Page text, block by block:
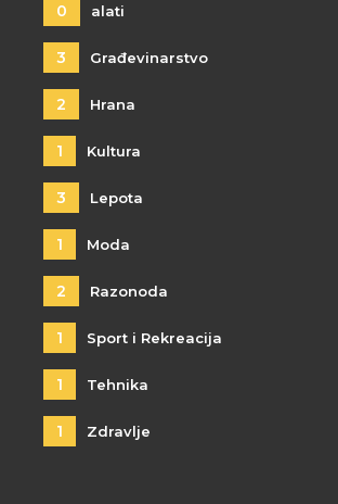
0 alati
3 Građevinarstvo
2 Hrana
1 Kultura
3 Lepota
1 Moda
2 Razonoda
1 Sport i Rekreacija
1 Tehnika
1 Zdravlje